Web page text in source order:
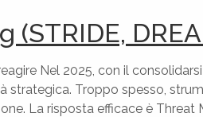
Nel 2025, con il
strategica. Troppo spesso,
La risposta efficace è Threat